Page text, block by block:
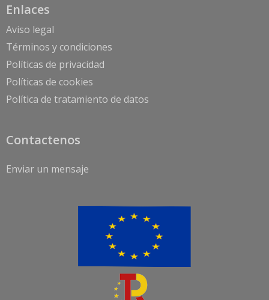
Enlaces
Aviso legal
Términos y condiciones
Políticas de privacidad
Políticas de cookies
Política de tratamiento de datos
Contactenos
Enviar un mensaje